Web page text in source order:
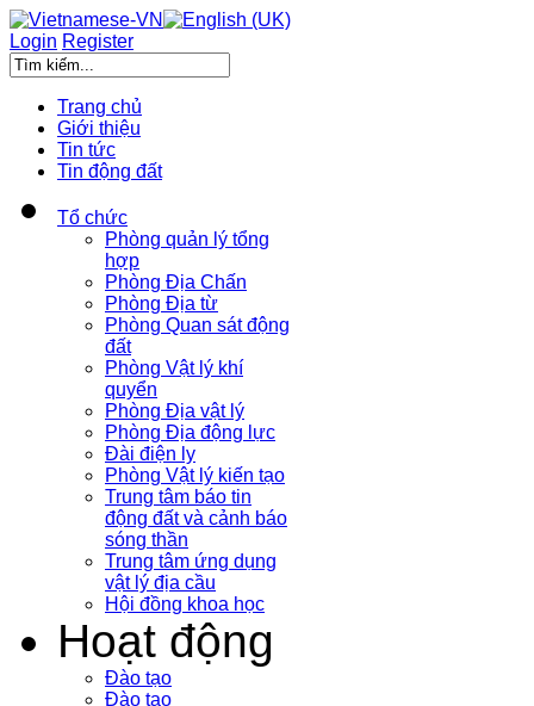
Login Register
Trang chủ
Giới thiệu
Tin tức
Tin động đất
Tổ chức
Phòng quản lý tổng
hợp
Phòng Địa Chấn
Phòng Địa từ
Phòng Quan sát động
đất
Phòng Vật lý khí
quyển
Phòng Địa vật lý
Phòng Địa động lực
Đài điện ly
Phòng Vật lý kiến tạo
Trung tâm báo tin
động đất và cảnh báo
sóng thần
Trung tâm ứng dụng
vật lý địa cầu
Hội đồng khoa học
Hoạt động
Đào tạo
Đào tạo